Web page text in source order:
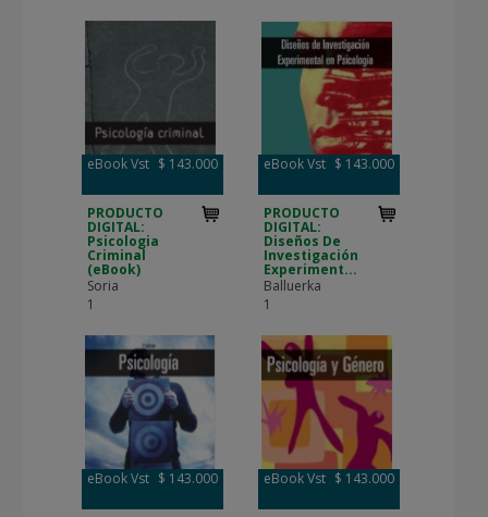
eBook Vst $ 143.000
PRODUCTO
DIGITAL:
Psicologia
Criminal
(eBook)
Soria
1
eBook Vst $ 143.000
PRODUCTO
DIGITAL:
Diseños De
Investigación
Experiment...
Balluerka
1
eBook Vst $ 143.000 eBook Vst $ 143.000